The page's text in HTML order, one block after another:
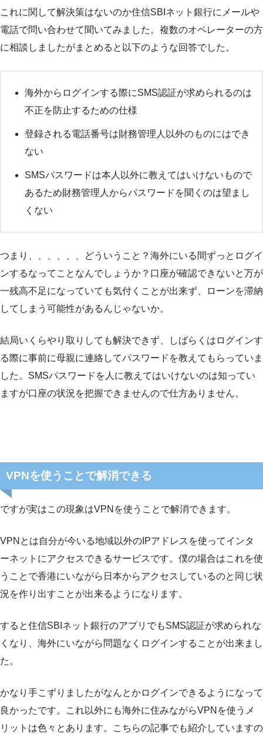
これに関して解決策はないのか住信SBIネット銀行にメールや
電話で問い合わせて聞いてみました。複数のオペレーターの方
に相談しましたがまとめると以下のような回答でした。
海外からログインする際にSMS認証が求められるのは
不正を防止するための仕様
登録される電話番号は財務管理人以外のものにはでき
ない
SMSパスワードは本人以外に教えてはいけないもので
あるため財務管理人からパスワードを聞くのは望まし
くない
つまり、、、、、、どういうこと？海外にいる間ずっとログイ
ンするなってことなんでしょうか？口座が確認できないと万が
一残高不足になっていても気付くことが出来ず、ローンを滞納
してしまう可能性があるんじゃないか。
結局いくらやり取りしても解決できず、しばらくはログインす
る際に事前に母親に連絡してパスワードを教えてもらっていま
した。SMSパスワードを人に教えてはいけないのは知ってい
ますが口座の状況を把握できませんので仕方ありません。
VPNを使うことで解消できる
ですが実はこの現象はVPNを使うことで解消できます。
VPNとは自分が今いる地域以外のIPアドレスを使ってインタ
ーネットにアクセスできるサービスです。僕の場合はこれを使
うことで香港にいながら日本からアクセスしているのと同じ状
況を作り出すことが出来るようになります。
すると住信SBIネット銀行のアプリでもSMS認証が求められな
くなり、海外にいながら問題なくログインすることが出来まし
た。
かなり手こずりましたがなんとかログインできるようになって
良かったです。これ以外にも海外に住みながらVPNを使うメ
リットは色々とあります。こちらの記事でも紹介していますの